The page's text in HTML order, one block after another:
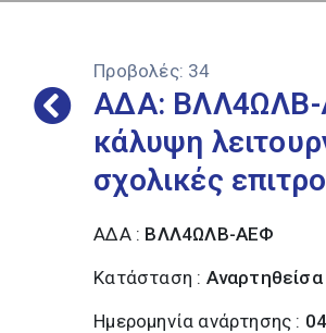
Προβολές: 34
ΑΔΑ: ΒΛΛ4ΩΛΒ-
κάλυψη
σχολικές
ΑΔΑ : ΒΛΛ4ΩΛΒ-ΑΕΦ
Κατάσταση : Αναρτηθείσα
Ημερομηνία ανάρτησης :